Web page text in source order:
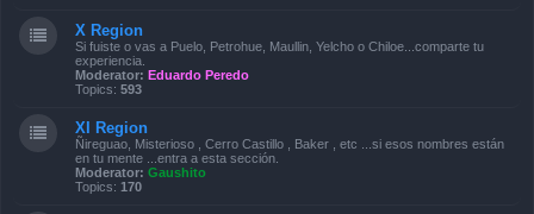
X Region
Si fuiste o vas a Puelo, Petrohue, Maullin, Yelcho o Chiloe...comparte tu
experiencia.
Moderator: Eduardo Peredo
Topics: 593
XI Region
Ñireguao, Misterioso , Cerro Castillo , Baker , etc ...si esos nombres están
en tu mente ...entra a esta sección.
Moderator: Gaushito
Topics: 170